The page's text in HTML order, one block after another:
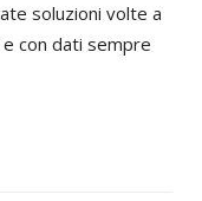
soluzioni volte a
con dati sempre